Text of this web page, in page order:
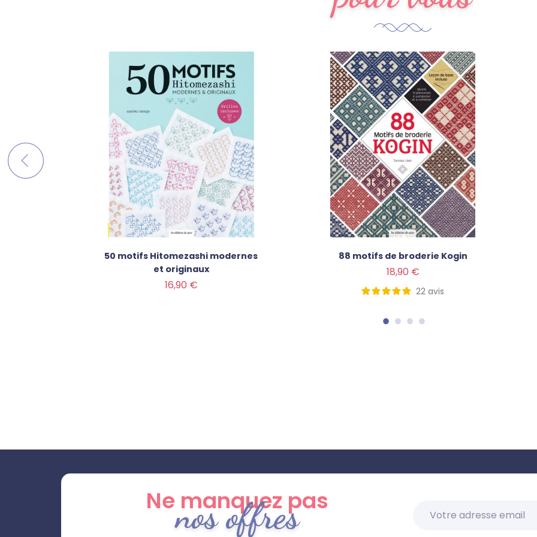
50 motifs Hitomezashi modernes
et originaux
16,90 €
88 motifs de broderie Kogin
18,90 €
22 avis
Ne manquez pas
nos offres